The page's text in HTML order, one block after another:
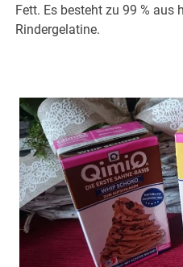
Fett. Es besteht zu 99 % aus
Rindergelatine.